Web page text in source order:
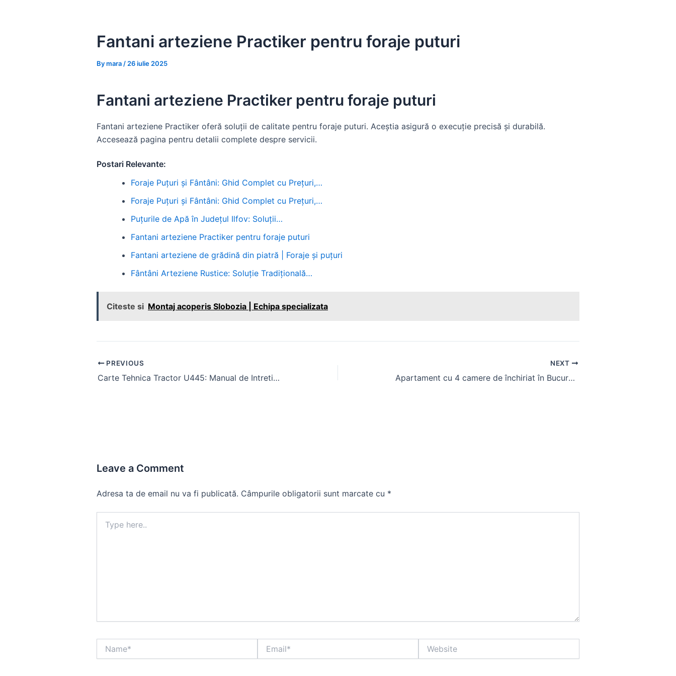
Fantani arteziene Practiker pentru foraje puturi
Bymara / 26 iulie 2025
Fantani arteziene Practiker pentru foraje puturi
Fantani arteziene Practiker oferă soluții de calitate pentru foraje puturi. Aceștia asigură o execuție precisă și durabilă.
Accesează pagina pentru detalii complete despre servicii.
Postari Relevante:
Foraje Puțuri și Fântâni: Ghid Complet cu Prețuri,…
Foraje Puțuri și Fântâni: Ghid Complet cu Prețuri,…
Puțurile de Apă în Județul Ilfov: Soluții…
Fantani arteziene Practiker pentru foraje puturi
Fantani arteziene de grădină din piatră | Foraje și puțuri
Fântâni Arteziene Rustice: Soluție Tradițională…
Citeste si Montaj acoperis Slobozia | Echipa specializata
Post
navigation
PREVIOUS
Carte Tehnica Tractor U445: Manual de Intretinere si Reparatii
NEXT
Apartament cu 4 camere de închiriat în București
Leave a Comment
Adresa ta de email nu va fi publicată. Câmpurile obligatorii sunt marcate cu *
here..